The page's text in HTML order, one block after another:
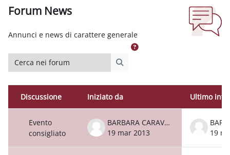
Forum News
Annunci e news di carattere generale
Cerca nei forum
Elenco delle discussioni.
Stato
Discussione Iniziato da Ultimo
Evento
consigliato
BARBARA CARAVALE
19 mar 2013
19